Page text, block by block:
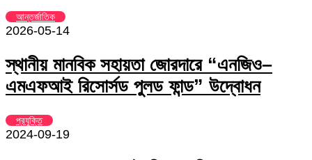
আন্তর্জাতিক
2026-05-14
স্থানীয় মানবিক সহায়তা জোরদারে “এনজিও–
এমএফআই রিসোর্সড পুলড ফান্ড” উদ্বোধন
প্রযুক্তি
2024-09-19